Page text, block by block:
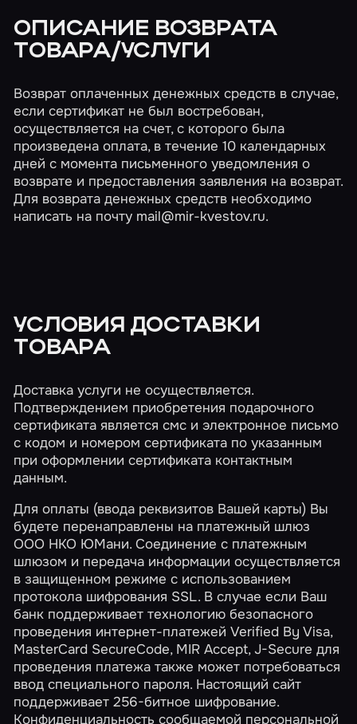
ОПИСАНИЕ ВОЗВРАТА
ТОВАРА/УСЛУГИ
Возврат оплаченных денежных средств в случае,
если сертификат не был востребован,
осуществляется на счет, с которого была
произведена оплата, в течение 10 календарных
дней с момента письменного уведомления о
возврате и предоставления заявления на возврат.
Для возврата денежных средств необходимо
написать на почту mail@mir-kvestov.ru.
УСЛОВИЯ ДОСТАВКИ
ТОВАРА
Доставка услуги не осуществляется.
Подтверждением приобретения подарочного
сертификата является смс и электронное письмо
с кодом и номером сертификата по указанным
при оформлении сертификата контактным
данным.
Для оплаты (ввода реквизитов Вашей карты) Вы
будете перенаправлены на платежный шлюз
ООО НКО ЮМани. Соединение с платежным
шлюзом и передача информации осуществляется
в защищенном режиме с использованием
протокола шифрования SSL. В случае если Ваш
банк поддерживает технологию безопасного
проведения интернет-платежей Verified By Visa,
MasterCard SecureCode, MIR Accept, J-Secure для
проведения платежа также может потребоваться
ввод специального пароля. Настоящий сайт
поддерживает 256-битное шифрование.
Конфиденциальность сообщаемой персональной